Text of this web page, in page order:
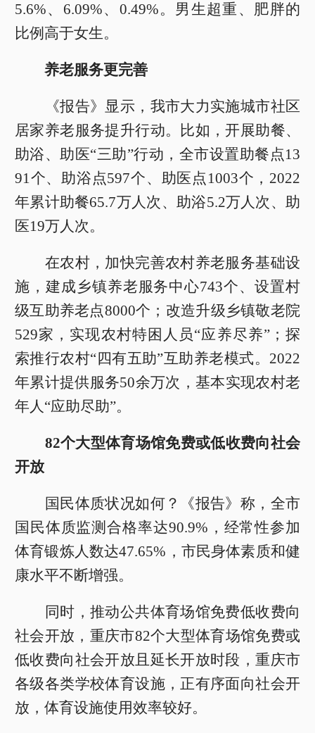
5.6%、6.09%、0.49%。男生超重、肥胖的
比例高于女生。
养老服务更完善
《报告》显示，我市大力实施城市社区
居家养老服务提升行动。比如，开展助餐、
助浴、助医“三助”行动，全市设置助餐点13
91个、助浴点597个、助医点1003个，2022
年累计助餐65.7万人次、助浴5.2万人次、助
医19万人次。
在农村，加快完善农村养老服务基础设
施，建成乡镇养老服务中心743个、设置村
级互助养老点8000个；改造升级乡镇敬老院
529家，实现农村特困人员“应养尽养”；探
索推行农村“四有五助”互助养老模式。2022
年累计提供服务50余万次，基本实现农村老
年人“应助尽助”。
82个大型体育场馆免费或低收费向社会
开放
国民体质状况如何？《报告》称，全市
国民体质监测合格率达90.9%，经常性参加
体育锻炼人数达47.65%，市民身体素质和健
康水平不断增强。
同时，推动公共体育场馆免费低收费向
社会开放，重庆市82个大型体育场馆免费或
低收费向社会开放且延长开放时段，重庆市
各级各类学校体育设施，正有序面向社会开
放，体育设施使用效率较好。